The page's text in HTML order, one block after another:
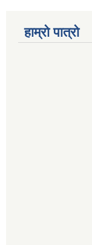
हाम्रो पात्रो